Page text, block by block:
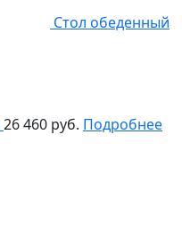
Стол обеденный
26 460 руб. Подробнее